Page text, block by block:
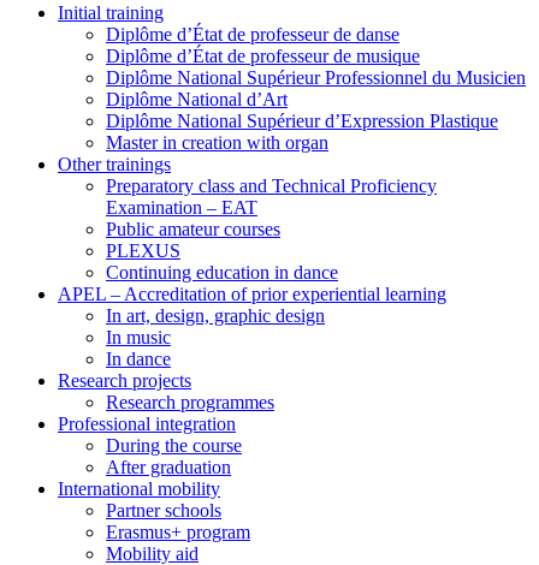
Initial training
Diplôme d’État de professeur de danse
Diplôme d’État de professeur de musique
Diplôme National Supérieur Professionnel du Musicien
Diplôme National d’Art
Diplôme National Supérieur d’Expression Plastique
Master in creation with organ
Other trainings
Preparatory class and Technical Proficiency
Examination – EAT
Public amateur courses
PLEXUS
Continuing education in dance
APEL – Accreditation of prior experiential learning
In art, design, graphic design
In music
In dance
Research projects
Research programmes
Professional integration
During the course
After graduation
International mobility
Partner schools
Erasmus+ program
Mobility aid